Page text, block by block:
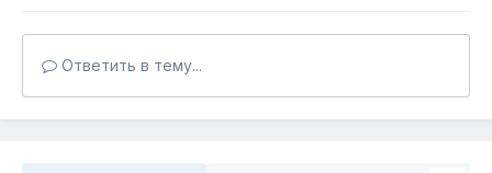
Ответить в тему...